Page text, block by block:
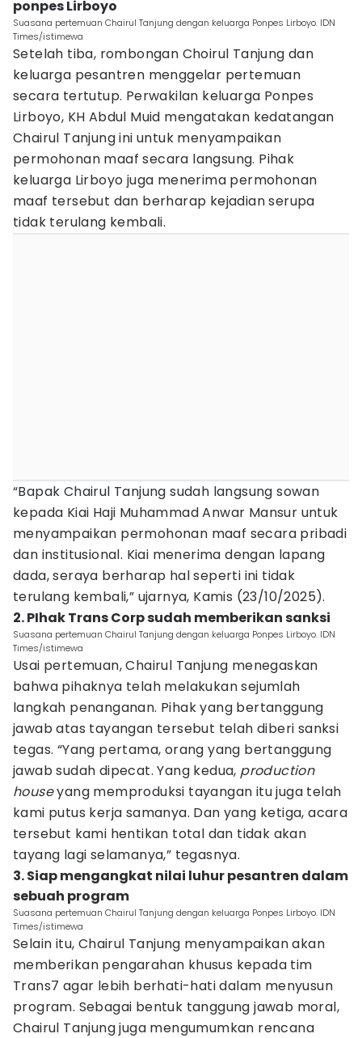
ponpes Lirboyo
Suasana pertemuan Chairul Tanjung dengan keluarga Ponpes Lirboyo. IDN
Times/istimewa
Setelah tiba, rombongan Choirul Tanjung dan
keluarga pesantren menggelar pertemuan
secara tertutup. Perwakilan keluarga Ponpes
Lirboyo, KH Abdul Muid mengatakan kedatangan
Chairul Tanjung ini untuk menyampaikan
permohonan maaf secara langsung. Pihak
keluarga Lirboyo juga menerima permohonan
maaf tersebut dan berharap kejadian serupa
tidak terulang kembali.
“Bapak Chairul Tanjung sudah langsung sowan
kepada Kiai Haji Muhammad Anwar Mansur untuk
menyampaikan permohonan maaf secara pribadi
dan institusional. Kiai menerima dengan lapang
dada, seraya berharap hal seperti ini tidak
terulang kembali,” ujarnya, Kamis (23/10/2025).
2. PIhak Trans Corp sudah memberikan sanksi
Suasana pertemuan Chairul Tanjung dengan keluarga Ponpes Lirboyo. IDN
Times/istimewa
Usai pertemuan, Chairul Tanjung menegaskan
bahwa pihaknya telah melakukan sejumlah
langkah penanganan. Pihak yang bertanggung
jawab atas tayangan tersebut telah diberi sanksi
tegas. “Yang pertama, orang yang bertanggung
jawab sudah dipecat. Yang kedua, production
houseyang memproduksi tayangan itu juga telah
kami putus kerja samanya. Dan yang ketiga, acara
tersebut kami hentikan total dan tidak akan
tayang lagi selamanya,” tegasnya.
3. Siap mengangkat nilai luhur pesantren dalam
sebuah program
Suasana pertemuan Chairul Tanjung dengan keluarga Ponpes Lirboyo. IDN
Times/istimewa
Selain itu, Chairul Tanjung menyampaikan akan
memberikan pengarahan khusus kepada tim
Trans7 agar lebih berhati-hati dalam menyusun
program. Sebagai bentuk tanggung jawab moral,
Chairul Tanjung juga mengumumkan rencana